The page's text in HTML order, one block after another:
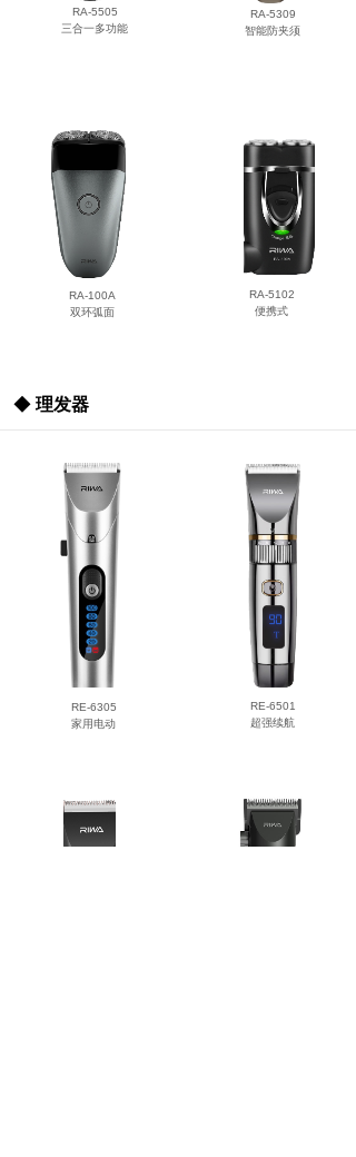
RA-5505
三合一多功能
RA-5309
智能防夹须
RA-5102
便携式
RA-100A
双环弧面
◆ 理发器
RE-6501
超强续航
RE-6305
家用电动